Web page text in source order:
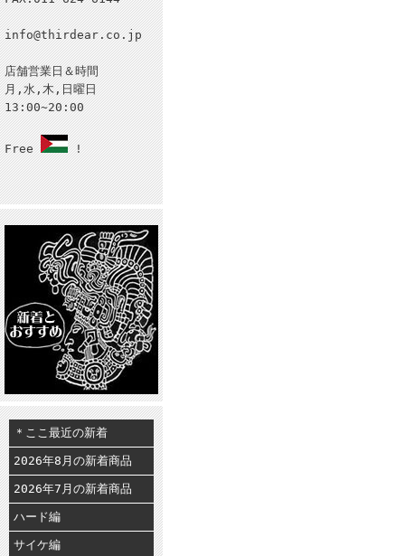
info@thirdear.co.jp
店舗営業日＆時間
月,水,木,日曜日
13:00~20:00
Free !
＊ここ最近の新着
2026年8月の新着商品
2026年7月の新着商品
ハード編
サイケ編